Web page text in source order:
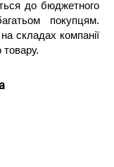
до бюджетного
покупцям.
складах компанії
товару.